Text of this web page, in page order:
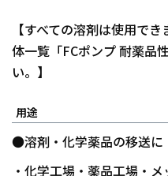
【すべての溶剤は使用で
体一覧「FCポンプ 耐薬品
い。】
用途
●溶剤・化学薬品の移送に
・化学工場・薬品工場・